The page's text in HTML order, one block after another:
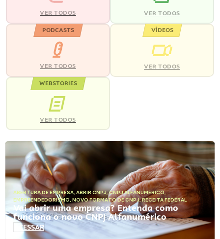
VER TODOS VER TODOS
PODCASTS
VER TODOS
VÍDEOS
VER TODOS
WEBSTORIES
VER TODOS
ABERTURA DE EMPRESA, ABRIR CNPJ,CNPJ ALFANUMÉRICO,
EMPREENDEDORISMO, NOVO FORMATO DE CNPJ,RECEITA FEDERAL
Vai abrir uma empresa? Entenda como
funciona o novo CNPJ Alfanumérico
ACESSAR